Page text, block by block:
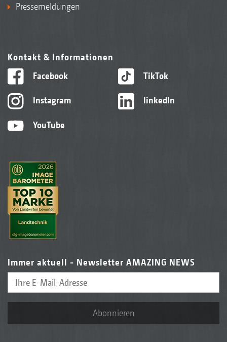
Pressemeldungen
Kontakt & Informationen
Facebook
Instagram
YouTube
TikTok
linkedIn
Immer aktuell - Newsletter AMAZING NEWS
Abonnieren